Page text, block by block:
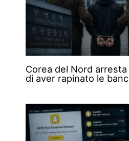
Corea del Nord
di aver rapinato le